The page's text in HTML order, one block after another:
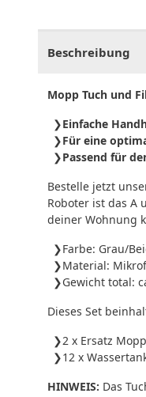
Beschreibung
Mopp Tuch und
Einfache
Für eine
Passend für
Bestelle jetzt
Roboter ist das A
deiner Wohnung
Farbe: Grau/
Material:
Gewicht total:
Dieses Set
2 x Ersatz
12 x
HINWEIS: Das